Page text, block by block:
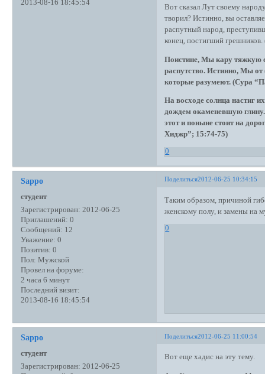
2013-08-16 18:45:54
Вот сказал Лут своему
творил? Истинно, вы
распутный народ,
конец, постигший
Поистине, Мы кару тяжкую с
распутство. Истинно, Мы от
которые разумеют. (Сура
На восходе солнца настиг
дождем окаменевшую
этот и поныне стоит на
Хиджр”; 15:74-75)
0
Поделиться2012-06-25 10:34:15
Sappo
студент
Зарегистрирован: 2012-06-25
Приглашений: 0
Сообщений: 12
Уважение: 0
Позитив: 0
Пол: Мужской
Провел на форуме:
2 часа 6 минут
Последний визит:
2013-08-16 18:45:54
Таким образом, причиной
женскому полу, и замены на
0
Поделиться2012-06-25 11:00:54
Sappo
студент
Зарегистрирован: 2012-06-25
Вот еще хадис на эту тему.